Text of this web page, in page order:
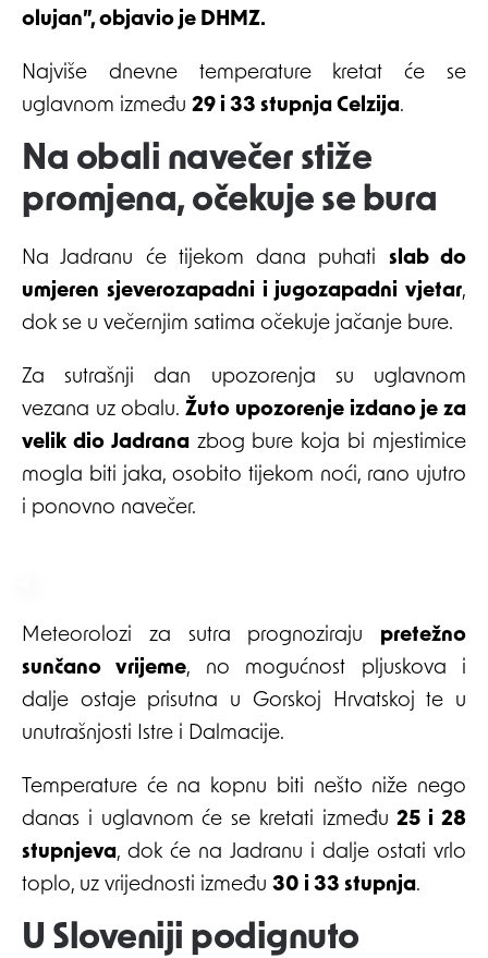
olujan”, objavio je DHMZ.
Najviše dnevne temperature kretat će se
uglavnom između 29 i 33 stupnja Celzija.
Na obali navečer stiže
promjena, očekuje se bura
Na Jadranu će tijekom dana puhati slab do
umjeren sjeverozapadni i jugozapadni vjetar,
dok se u večernjim satima očekuje jačanje bure.
Za sutrašnji dan upozorenja su uglavnom
vezana uz obalu.Žuto upozorenje izdano je za
velik dio Jadranazbog bure koja bi mjestimice
mogla biti jaka, osobito tijekom noći, rano ujutro
i ponovno navečer.
Meteorolozi za sutra prognoziraju pretežno
sunčano vrijeme, no mogućnost pljuskova i
dalje ostaje prisutna u Gorskoj Hrvatskoj te u
unutrašnjosti Istre i Dalmacije.
Temperature će na kopnu biti nešto niže nego
danas i uglavnom će se kretati između25 i 28
stupnjeva, dok će na Jadranu i dalje ostati vrlo
toplo, uz vrijednosti između 30 i 33 stupnja.
U Sloveniji podignuto